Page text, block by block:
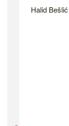
Halid